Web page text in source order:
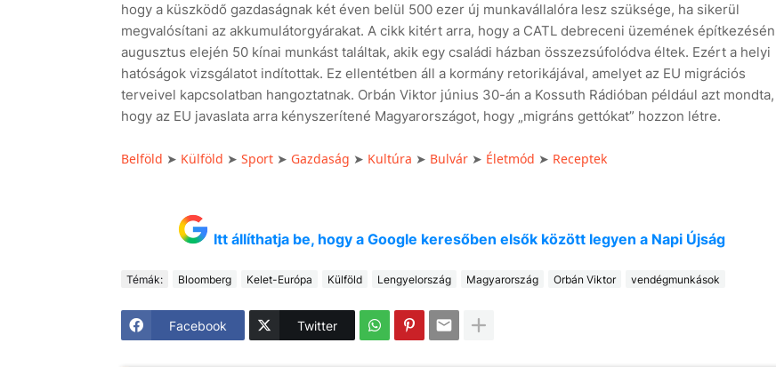
hogy a küszködő gazdaságnak két éven belül 500 ezer új munkavállalóra lesz szüksége, ha sikerül
megvalósítani az akkumulátorgyárakat. A cikk kitért arra, hogy a CATL debreceni üzemének építkezésén
augusztus elején 50 kínai munkást találtak, akik egy családi házban összezsúfolódva éltek. Ezért a helyi
hatóságok vizsgálatot indítottak. Ez ellentétben áll a kormány retorikájával, amelyet az EU migrációs
terveivel kapcsolatban hangoztatnak. Orbán Viktor június 30-án a Kossuth Rádióban például azt mondta,
hogy az EU javaslata arra kényszerítené Magyarországot, hogy „migráns gettókat” hozzon létre.
Belföld ➤ Külföld ➤ Sport➤ Gazdaság ➤ Kultúra ➤ Bulvár➤ Életmód ➤ Receptek
Itt állíthatja be, hogy a Google keresőben elsők között legyen a Napi Újság
Témák: Bloomberg Kelet-Európa Külföld Lengyelország Magyarország Orbán Viktor vendégmunkások
Facebook Twitter